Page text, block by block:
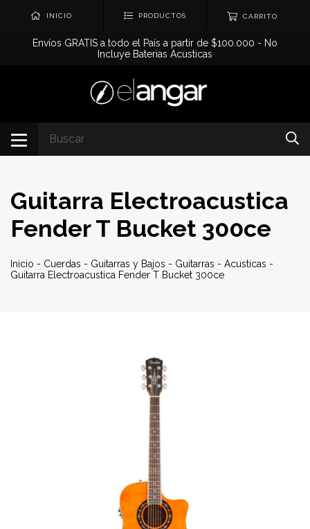
INICIO PRODUCTOS CARRITO
Envíos GRATIS a todo el País a partir de $100.000 - No
Incluye Baterias Acusticas
Guitarra Electroacustica
Fender T Bucket 300ce
Inicio - Cuerdas - Guitarras y Bajos - Guitarras - Acusticas -
Guitarra Electroacustica Fender T Bucket 300ce